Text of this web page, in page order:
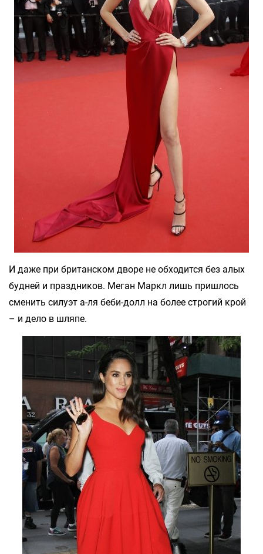
И даже при британском дворе не обходится без алых
будней и праздников. Меган Маркл лишь пришлось
сменить силуэт а-ля беби-долл на более строгий крой
– и дело в шляпе.